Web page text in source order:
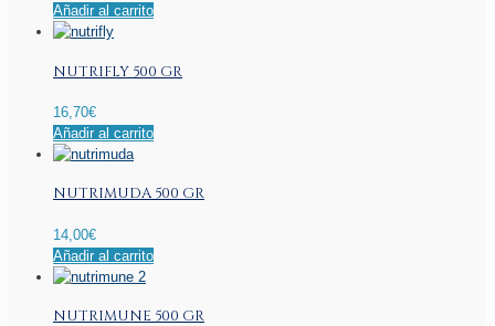
Añadir al carrito
NUTRIFLY 500 GR
16,70€
Añadir al carrito
NUTRIMUDA 500 GR
14,00€
Añadir al carrito
NUTRIMUNE 500 GR